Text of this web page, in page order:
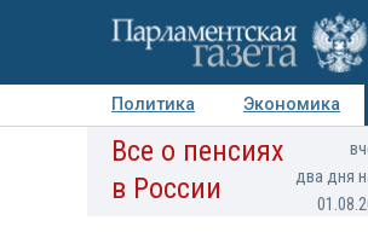
Политика Экономика
Авторы Персоны
Все о пенсиях
в России
два дня